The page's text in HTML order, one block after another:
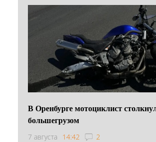
В Оренбурге мотоциклист
большегрузом
7 августа 14:42 2